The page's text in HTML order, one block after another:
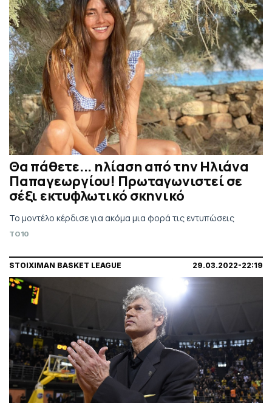
Θα πάθετε... ηλίαση από την Ηλιάνα
Παπαγεωργίου! Πρωταγωνιστεί σε
σέξι εκτυφλωτικό σκηνικό
Το μοντέλο κέρδισε για ακόμα μια φορά τις εντυπώσεις
TO10
STOIXIMAN BASKET LEAGUE 29.03.2022-22:19